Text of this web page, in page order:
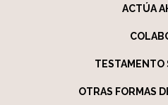
ACTÚA
TESTAMENTO
OTRAS FORMAS